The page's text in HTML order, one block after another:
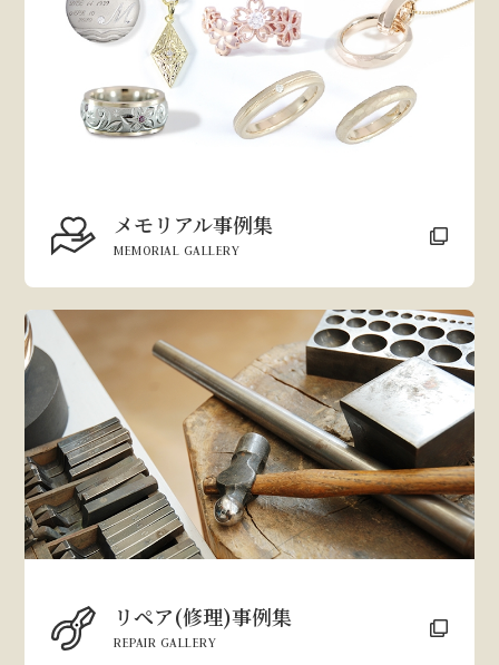
メモリアル事例集
MEMORIAL GALLERY
リペア(修理)事例集
REPAIR GALLERY